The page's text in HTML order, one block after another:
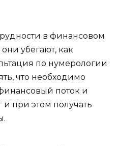
в финансовом
убегают, как
по нумерологии
что необходимо
поток и
и при этом получать